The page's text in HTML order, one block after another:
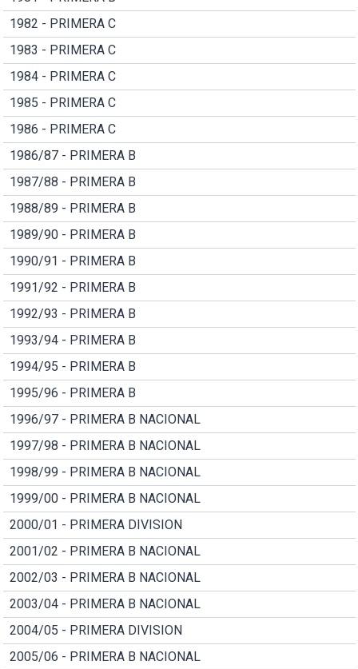
1982 - PRIMERA C
1983 - PRIMERA C
1984 - PRIMERA C
1985 - PRIMERA C
1986 - PRIMERA C
1986/87 - PRIMERA B
1987/88 - PRIMERA B
1988/89 - PRIMERA B
1989/90 - PRIMERA B
1990/91 - PRIMERA B
1991/92 - PRIMERA B
1992/93 - PRIMERA B
1993/94 - PRIMERA B
1994/95 - PRIMERA B
1995/96 - PRIMERA B
1996/97 - PRIMERA B NACIONAL
1997/98 - PRIMERA B NACIONAL
1998/99 - PRIMERA B NACIONAL
1999/00 - PRIMERA B NACIONAL
2000/01 - PRIMERA DIVISION
2001/02 - PRIMERA B NACIONAL
2002/03 - PRIMERA B NACIONAL
2003/04 - PRIMERA B NACIONAL
2004/05 - PRIMERA DIVISION
2005/06 - PRIMERA B NACIONAL